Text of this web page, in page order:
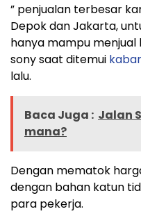
” penjualan terbesar
Depok dan Jakarta,
hanya mampu menjual
sony saat ditemui
lalu.
Baca Juga : Jalan
mana?
Dengan mematok
dengan bahan katun
para pekerja.